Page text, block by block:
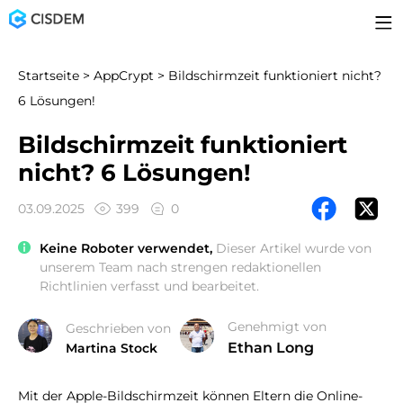
Startseite > AppCrypt > Bildschirmzeit funktioniert nicht?
6 Lösungen!
Bildschirmzeit funktioniert
nicht? 6 Lösungen!
03.09.2025 399 0
Keine Roboter verwendet, Dieser Artikel wurde von
unserem Team nach strengen redaktionellen
Richtlinien verfasst und bearbeitet.
Geschrieben von
Martina Stock
Genehmigt von
Ethan Long
Mit der Apple-Bildschirmzeit können Eltern die Online-